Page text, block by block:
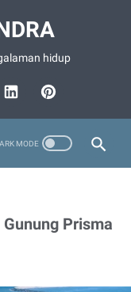
hidup
Prisma